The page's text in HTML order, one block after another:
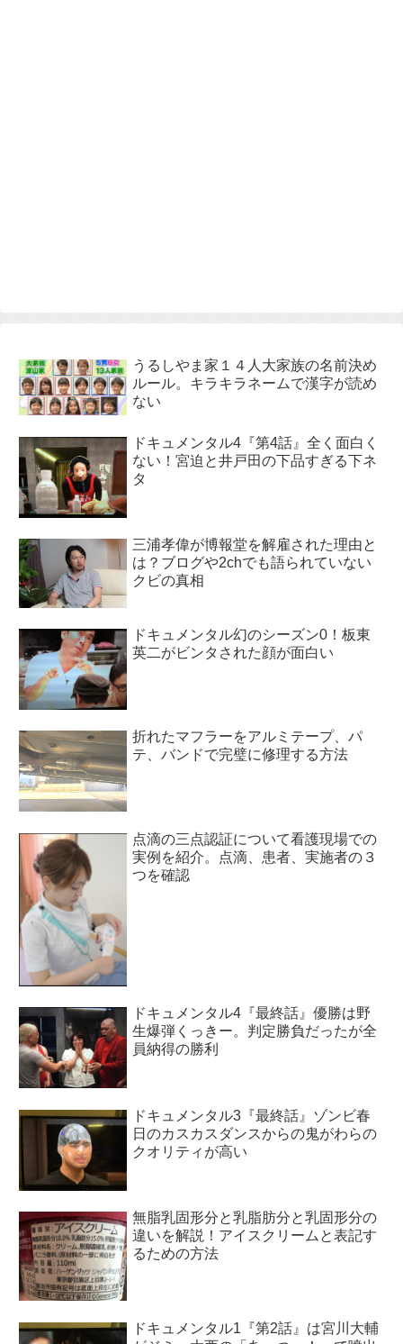
うるしやま家１４人大家族の名前決め
ルール。キラキラネームで漢字が読め
ない
ドキュメンタル4『第4話』全く面白く
ない！宮迫と井戸田の下品すぎる下ネ
タ
三浦孝偉が博報堂を解雇された理由と
は？ブログや2chでも語られていない
クビの真相
ドキュメンタル幻のシーズン0！板東
英二がビンタされた顔が面白い
折れたマフラーをアルミテープ、パ
テ、バンドで完璧に修理する方法
点滴の三点認証について看護現場での
実例を紹介。点滴、患者、実施者の３
つを確認
ドキュメンタル4『最終話』優勝は野
生爆弾くっきー。判定勝負だったが全
員納得の勝利
ドキュメンタル3『最終話』ゾンビ春
日のカスカスダンスからの鬼がわらの
クオリティが高い
無脂乳固形分と乳脂肪分と乳固形分の
違いを解説！アイスクリームと表記す
るための方法
ドキュメンタル1『第2話』は宮川大輔